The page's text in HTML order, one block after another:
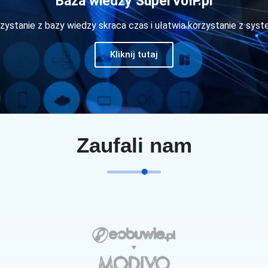
z bazy wiedzy skraca czas i ułatwia korzystanie z
Kliknij tutaj
Zaufali nam